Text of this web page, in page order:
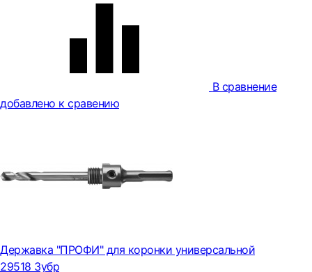
В сравнение
добавлено к сравению
Державка "ПРОФИ" для коронки универсальной
29518 Зубр